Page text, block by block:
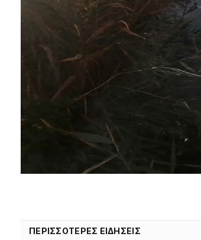
ΠΕΡΙΣΣΟΤΕΡΕΣ ΕΙΔΗΣΕΙΣ